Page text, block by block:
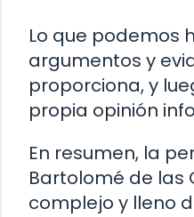
Lo que podemos
argumentos y
proporciona, y
propia opinión
En resumen, la
Bartolomé de las
complejo y lleno